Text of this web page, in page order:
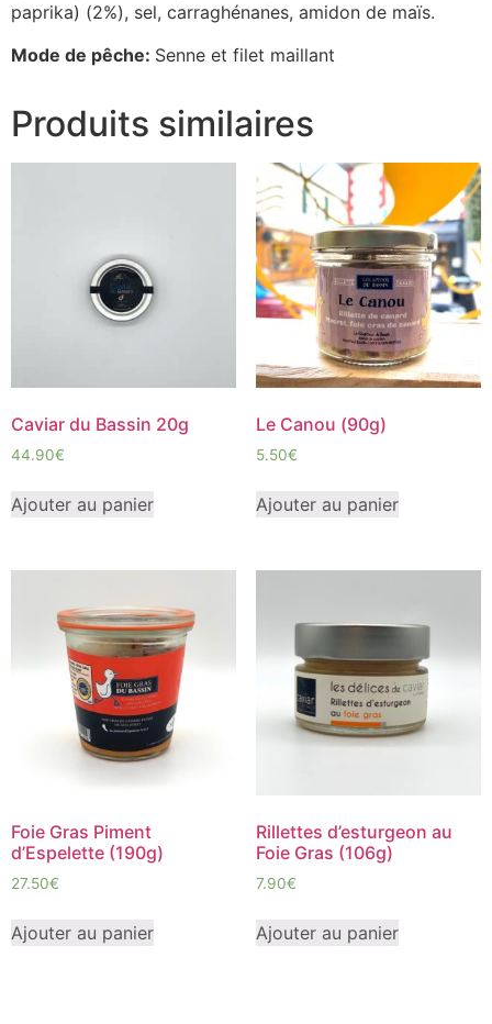
paprika) (2%), sel, carraghénanes, amidon de maïs.
Mode de pêche: Senne et filet maillant
Produits similaires
Caviar du Bassin 20g
44.90€
Ajouter au panier
Le Canou (90g)
5.50€
Ajouter au panier
Foie Gras Piment
d’Espelette (190g)
27.50€
Ajouter au panier
Rillettes d’esturgeon au
Foie Gras (106g)
7.90€
Ajouter au panier